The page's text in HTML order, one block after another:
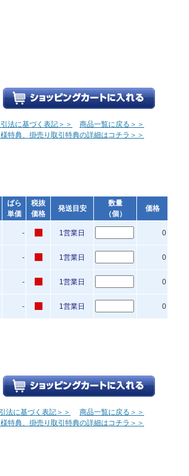
法に基づく表記＞＞
商品一覧に戻る＞＞
特典、掛売り取引特典の詳細はコチラ＞＞
ばら
単価
税抜
価格
発送目安
数量
（個）
価格
- 1営業日 0
- 1営業日 0
- 1営業日 0
- 1営業日 0
法に基づく表記＞＞
商品一覧に戻る＞＞
特典、掛売り取引特典の詳細はコチラ＞＞